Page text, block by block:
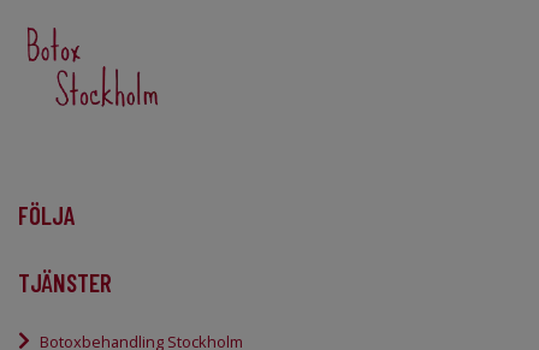
FÖLJA
TJÄNSTER
Botoxbehandling Stockholm